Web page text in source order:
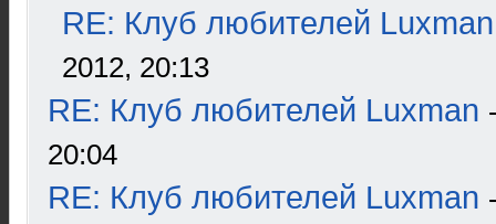
RE: Клуб любителей Luxman
2012, 20:13
RE: Клуб любителей Luxman
20:04
RE: Клуб любителей Luxman